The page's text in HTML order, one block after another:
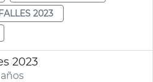
2023
2023